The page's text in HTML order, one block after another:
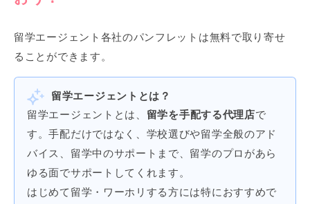
留学エージェント各社のパンフレットは無料で取り寄せ
ることができます。
留学エージェントとは？
留学エージェントとは、 留学を手配する代理店で
す。手配だけではなく、学校選びや留学全般のアド
バイス、留学中のサポートまで、留学のプロがあら
ゆる面でサポートしてくれます。
はじめて留学・ワーホリする方には特におすすめで